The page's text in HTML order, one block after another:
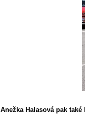
Anežka Halasová pak